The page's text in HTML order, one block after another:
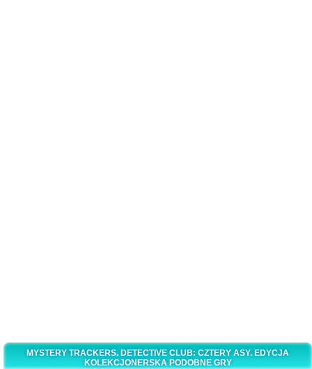
MYSTERY TRACKERS. DETECTIVE CLUB: CZTERY ASY. EDYCJA
KOLEKCJONERSKA PODOBNE GRY